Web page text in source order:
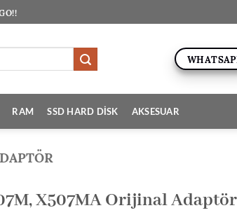
RAM SSD HARD DİSK AKSESUAR
X507MA Orijinal